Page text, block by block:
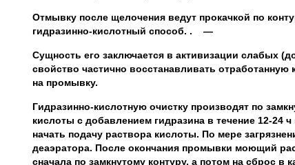
Отмывку после щелочения ведут прокачкой по
гидразинно-кислотный способ. . —
Сущность его заключается в активизации слабых
свойство частично восстанавливать
на промывку.
Гидразинно-кислотную очистку производят по
кислоты с добавлением гидразина в течение 12-24
начать подачу раствора кислоты. По мере
деаэратора. После окончания промывки моющий
сначала по замкнутому контуру, а потом на сброс